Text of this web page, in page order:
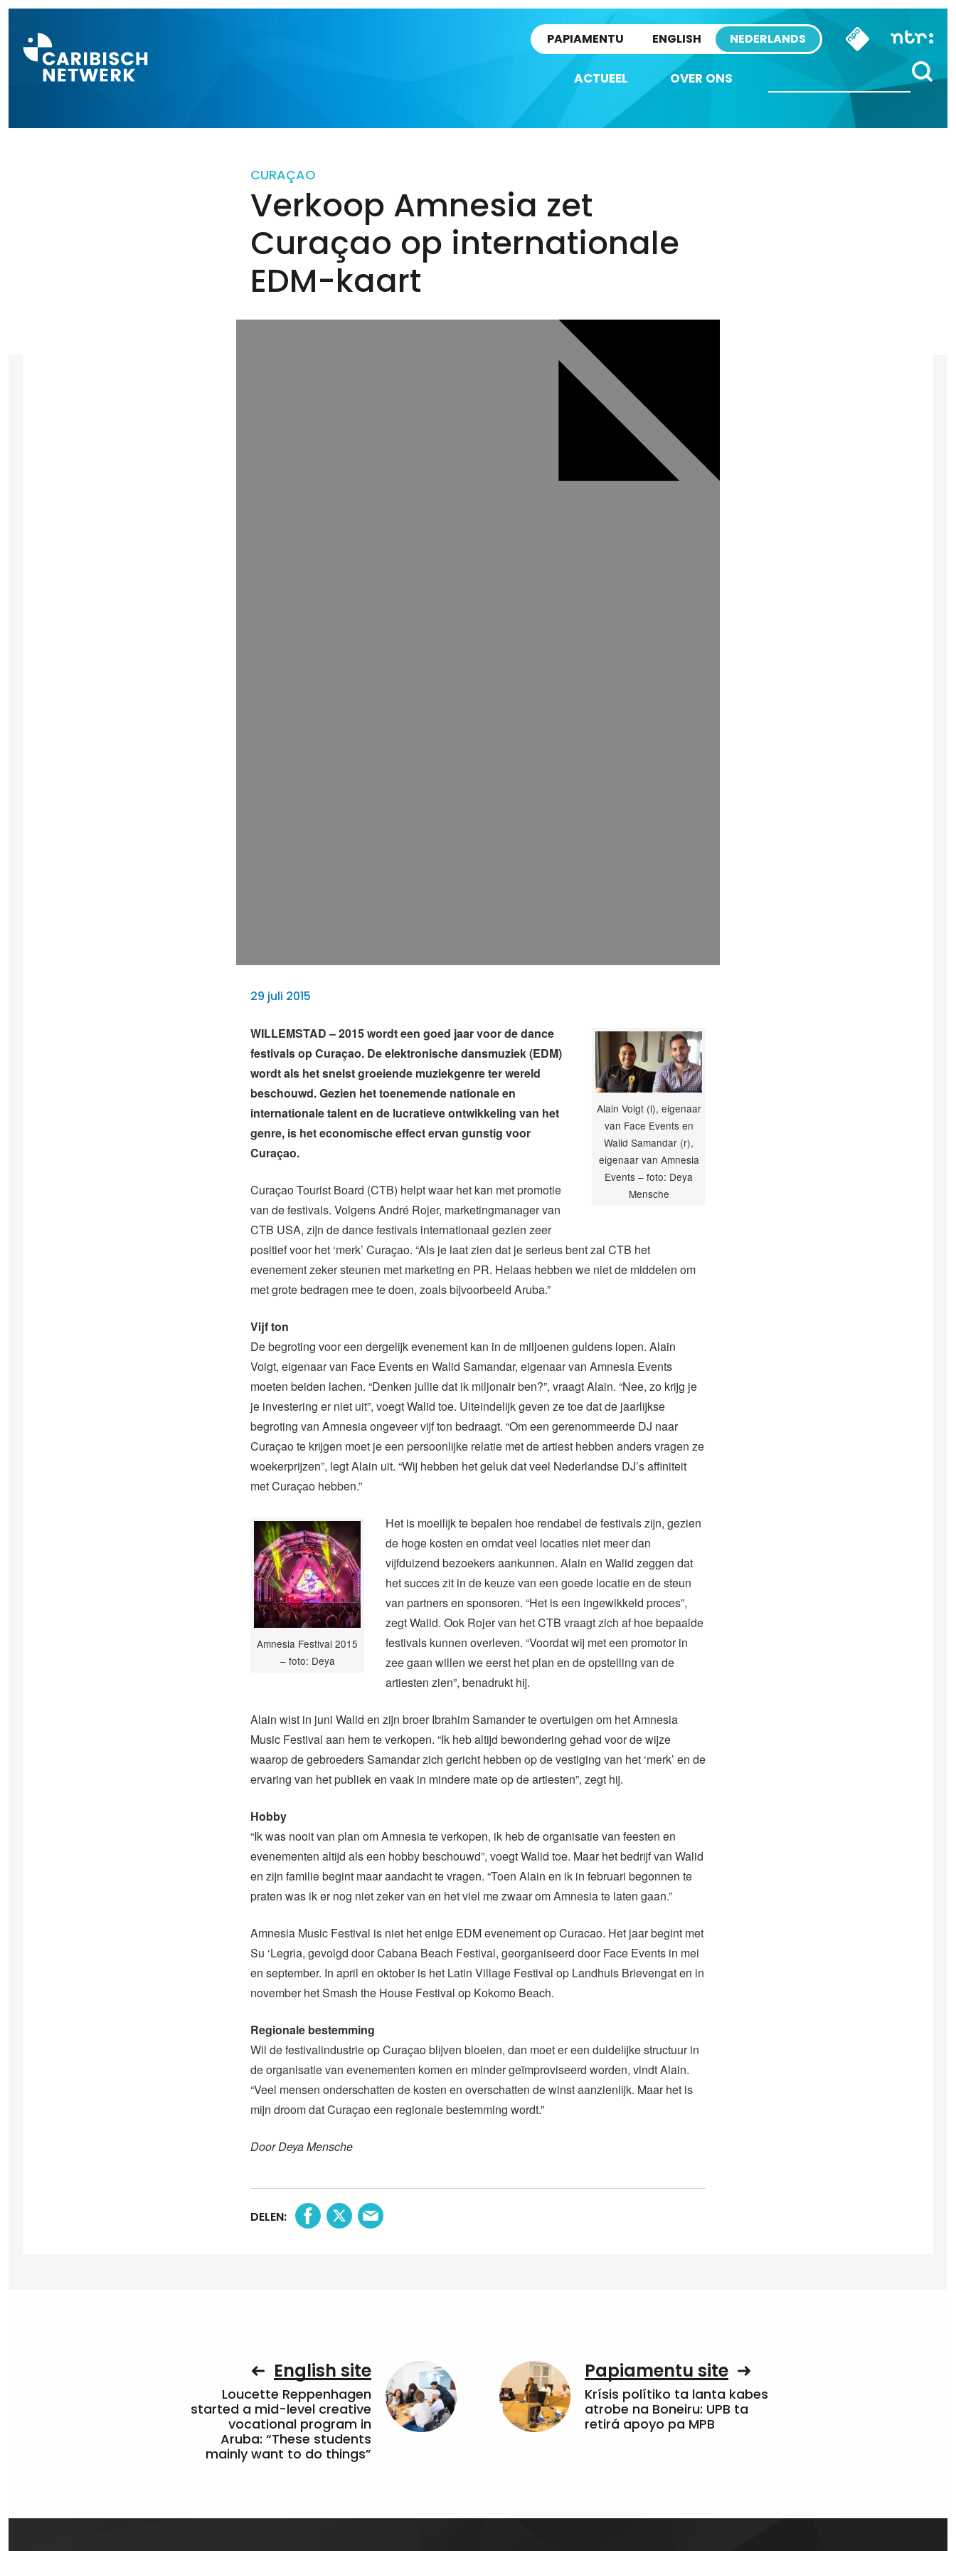
PAPIAMENTU ENGLISH NEDERLANDS
ACTUEEL OVER ONS
CURAÇAO
Verkoop Amnesia zet
Curaçao op internationale
EDM-kaart
29 juli 2015
Alain Voigt (l), eigenaar
van Face Events en
Walid Samandar (r),
eigenaar van Amnesia
Events – foto: Deya
Mensche
WILLEMSTAD – 2015 wordt een goed jaar voor de dance
festivals op Curaçao. De elektronische dansmuziek (EDM)
wordt als het snelst groeiende muziekgenre ter wereld
beschouwd. Gezien het toenemende nationale en
internationale talent en de lucratieve ontwikkeling van het
genre, is het economische effect ervan gunstig voor
Curaçao.
Curaçao Tourist Board (CTB) helpt waar het kan met promotie
van de festivals. Volgens André Rojer, marketingmanager van
CTB USA, zijn de dance festivals internationaal gezien zeer
positief voor het ‘merk’ Curaçao. “Als je laat zien dat je serieus bent zal CTB het
evenement zeker steunen met marketing en PR. Helaas hebben we niet de middelen om
met grote bedragen mee te doen, zoals bijvoorbeeld Aruba.”
Vijf ton
De begroting voor een dergelijk evenement kan in de miljoenen guldens lopen. Alain
Voigt, eigenaar van Face Events en Walid Samandar, eigenaar van Amnesia Events
moeten beiden lachen. “Denken jullie dat ik miljonair ben?”, vraagt Alain. “Nee, zo krijg je
je investering er niet uit”, voegt Walid toe. Uiteindelijk geven ze toe dat de jaarlijkse
begroting van Amnesia ongeveer vijf ton bedraagt. “Om een gerenommeerde DJ naar
Curaçao te krijgen moet je een persoonlijke relatie met de artiest hebben anders vragen ze
woekerprijzen”, legt Alain uit. “Wij hebben het geluk dat veel Nederlandse DJ’s affiniteit
met Curaçao hebben.”
Amnesia Festival 2015
– foto: Deya
Het is moeilijk te bepalen hoe rendabel de festivals zijn, gezien
de hoge kosten en omdat veel locaties niet meer dan
vijfduizend bezoekers aankunnen. Alain en Walid zeggen dat
het succes zit in de keuze van een goede locatie en de steun
van partners en sponsoren. “Het is een ingewikkeld proces”,
zegt Walid. Ook Rojer van het CTB vraagt zich af hoe bepaalde
festivals kunnen overleven. “Voordat wij met een promotor in
zee gaan willen we eerst het plan en de opstelling van de
artiesten zien”, benadrukt hij.
Alain wist in juni Walid en zijn broer Ibrahim Samander te overtuigen om het Amnesia
Music Festival aan hem te verkopen. “Ik heb altijd bewondering gehad voor de wijze
waarop de gebroeders Samandar zich gericht hebben op de vestiging van het ‘merk’ en de
ervaring van het publiek en vaak in mindere mate op de artiesten”, zegt hij.
Hobby
“Ik was nooit van plan om Amnesia te verkopen, ik heb de organisatie van feesten en
evenementen altijd als een hobby beschouwd”, voegt Walid toe. Maar het bedrijf van Walid
en zijn familie begint maar aandacht te vragen. “Toen Alain en ik in februari begonnen te
praten was ik er nog niet zeker van en het viel me zwaar om Amnesia te laten gaan.”
Amnesia Music Festival is niet het enige EDM evenement op Curacao. Het jaar begint met
Su ‘Legria, gevolgd door Cabana Beach Festival, georganiseerd door Face Events in mei
en september. In april en oktober is het Latin Village Festival op Landhuis Brievengat en in
november het Smash the House Festival op Kokomo Beach.
Regionale bestemming
Wil de festivalindustrie op Curaçao blijven bloeien, dan moet er een duidelijke structuur in
de organisatie van evenementen komen en minder geïmproviseerd worden, vindt Alain.
“Veel mensen onderschatten de kosten en overschatten de winst aanzienlijk. Maar het is
mijn droom dat Curaçao een regionale bestemming wordt.”
Door Deya Mensche
DELEN:
English site
Loucette Reppenhagen
started a mid-level creative
vocational program in
Aruba: “These students
mainly want to do things”
Papiamentu site
Krísis polítiko ta lanta kabes
atrobe na Boneiru: UPB ta
retirá apoyo pa MPB